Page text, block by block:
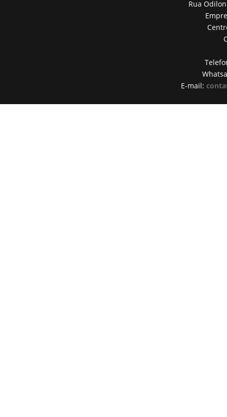
Rua
E-mail: